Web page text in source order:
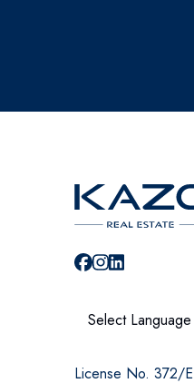
Select Language
License No. 372/E